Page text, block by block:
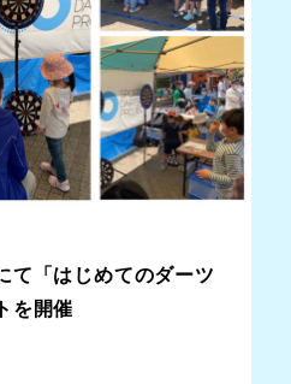
て「はじめてのダーツ
を開催